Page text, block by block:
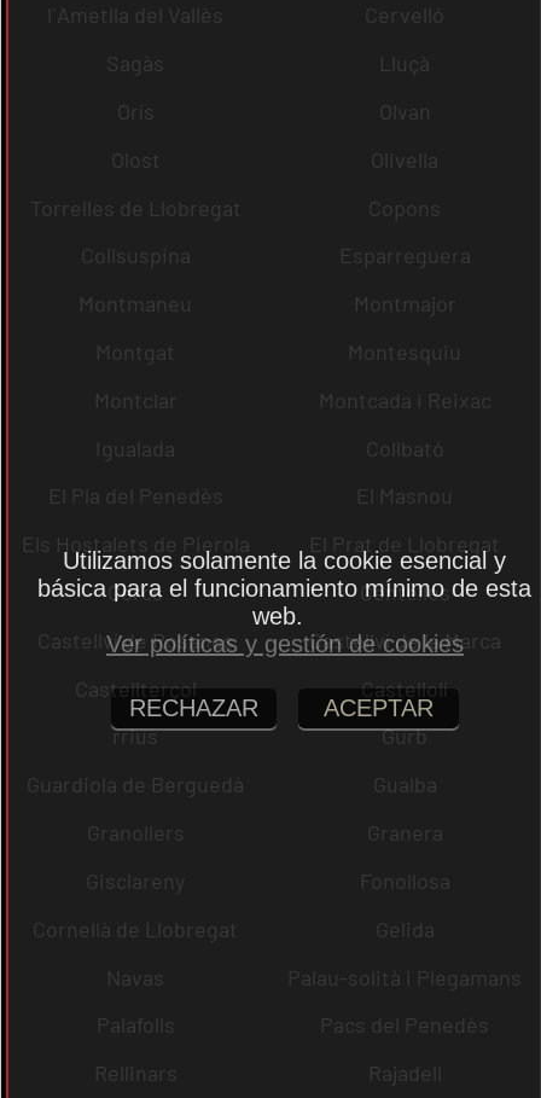
l´Ametlla del Vallès
Cervelló
Sagàs
Lluçà
Orís
Olvan
Olost
Olivella
Torrelles de Llobregat
Copons
Collsuspina
Esparreguera
Montmaneu
Montmajor
Montgat
Montesquiu
Montclar
Montcada i Reixac
Igualada
Collbató
El Pla del Penedès
El Masnou
Els Hostalets de Pierola
El Prat de Llobregat
Cercs
Centelles
Castellví de Rosanes
Castellví de la Marca
Castellterçol
Castellolí
rrius
Gurb
Guardiola de Berguedà
Gualba
Granollers
Granera
Gisclareny
Fonollosa
Cornellà de Llobregat
Gelida
Navas
Palau-solità i Plegamans
Palafolls
Pacs del Penedès
Rellinars
Rajadell
Utilizamos solamente la cookie esencial y
básica para el funcionamiento mínimo de esta
web.
Ver políticas y gestión de cookies
RECHAZAR ACEPTAR